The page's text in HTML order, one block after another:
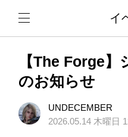
イ
【The Forge
のお知らせ
UNDECEMBER
2026.05.14 木曜日